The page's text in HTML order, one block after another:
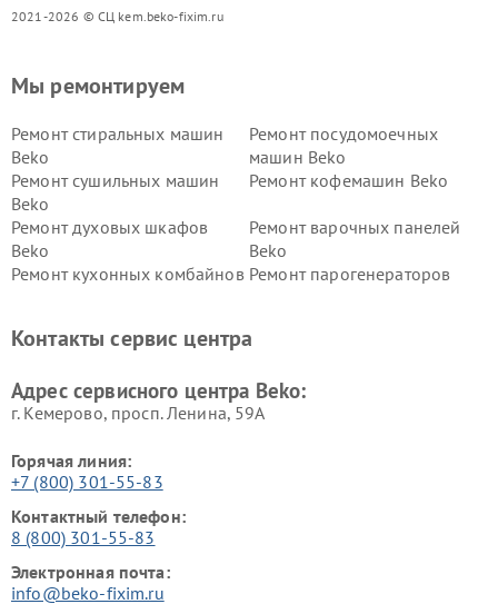
2021-2026 © СЦ kem.beko-fixim.ru
Мы ремонтируем
Ремонт стиральных машин
Beko
Ремонт посудомоечных
машин Beko
Ремонт сушильных машин
Beko
Ремонт кофемашин Beko
Ремонт духовых шкафов
Beko
Ремонт варочных панелей
Beko
Ремонт кухонных комбайнов Ремонт парогенераторов
Ремонт холодильников Beko Ремонт морозильных камер
Контакты сервис центра
Адрес сервисного центра Beko:
г. Кемерово, просп. Ленина, 59А
Горячая линия:
+7 (800) 301-55-83
Контактный телефон:
8 (800) 301-55-83
Электронная почта:
info@beko-fixim.ru